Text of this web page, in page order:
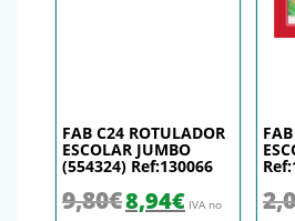
FAB C24 ROTULADOR
ESCOLAR JUMBO
(554324) Ref:130066
9,80€ El precio original era: 9,80€.
8,94€El precio actual
IVA no